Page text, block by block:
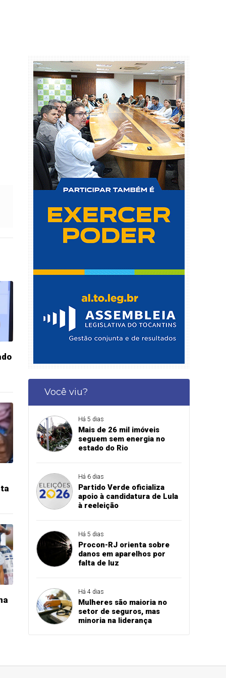
Você viu?
Há 5 dias
Mais de 26 mil imóveis
seguem sem energia no
estado do Rio
Há 6 dias
Partido Verde oficializa
apoio à candidatura de Lula
à reeleição
Há 5 dias
Procon-RJ orienta sobre
danos em aparelhos por
falta de luz
Há 4 dias
Mulheres são maioria no
setor de seguros, mas
minoria na liderança